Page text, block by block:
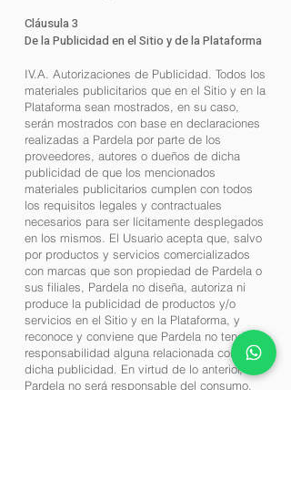
Cláusula 3
De la Publicidad en el Sitio y de la Plataforma
IV.A. Autorizaciones de Publicidad. Todos los
materiales publicitarios que en el Sitio y en la
Plataforma sean mostrados, en su caso,
serán mostrados con base en declaraciones
realizadas a Pardela por parte de los
proveedores, autores o dueños de dicha
publicidad de que los mencionados
materiales publicitarios cumplen con todos
los requisitos legales y contractuales
necesarios para ser lícitamente desplegados
en los mismos. El Usuario acepta que, salvo
por productos y servicios comercializados
con marcas que son propiedad de Pardela o
sus filiales, Pardela no diseña, autoriza ni
produce la publicidad de productos y/o
servicios en el Sitio y en la Plataforma, y
reconoce y conviene que Pardela no tendrá
responsabilidad alguna relacionada con
dicha publicidad. En virtud de lo anterior,
Pardela no será responsable del consumo,